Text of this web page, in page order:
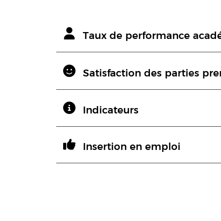
Taux de performance
Satisfaction des parties
Indicateurs
Insertion en emploi